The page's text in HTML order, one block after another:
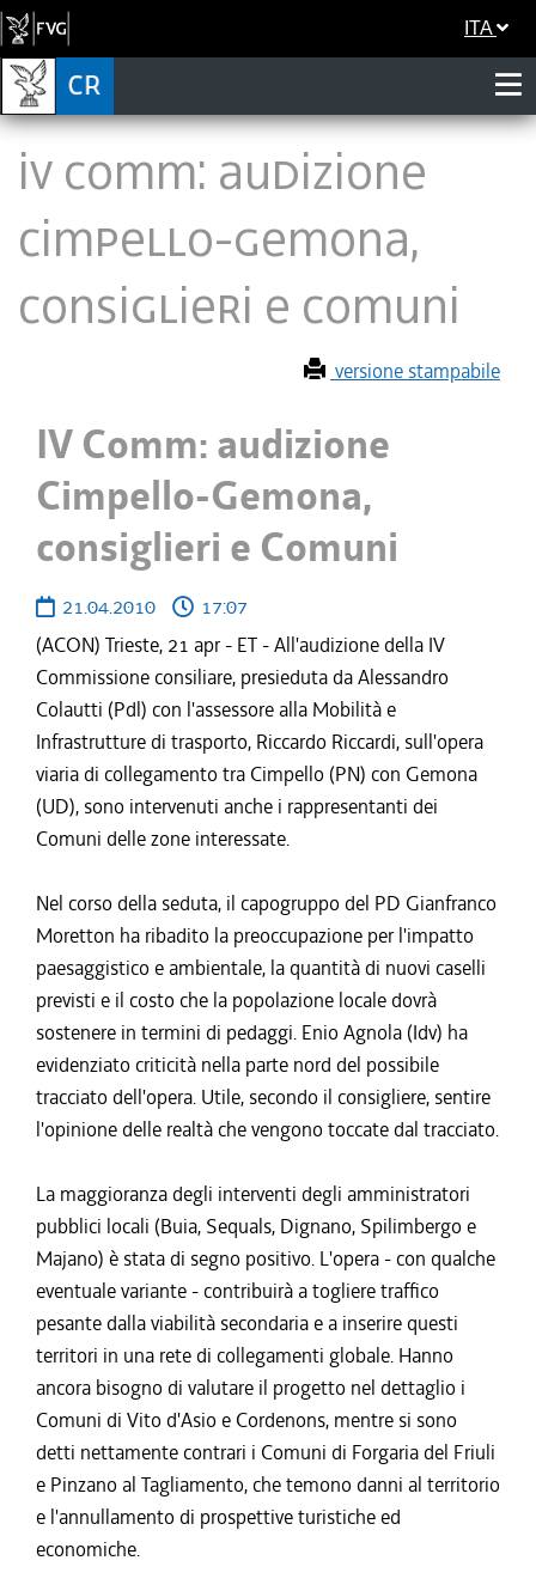
ITA
IV Comm: audizione
Cimpello-Gemona,
consiglieri e Comuni
versione stampabile
IV Comm: audizione
Cimpello-Gemona,
consiglieri e Comuni
21.04.2010
17:07
(ACON) Trieste, 21 apr - ET - All'audizione della IV
Commissione consiliare, presieduta da Alessandro
Colautti (Pdl) con l'assessore alla Mobilità e
Infrastrutture di trasporto, Riccardo Riccardi, sull'opera
viaria di collegamento tra Cimpello (PN) con Gemona
(UD), sono intervenuti anche i rappresentanti dei
Comuni delle zone interessate.
Nel corso della seduta, il capogruppo del PD Gianfranco
Moretton ha ribadito la preoccupazione per l'impatto
paesaggistico e ambientale, la quantità di nuovi caselli
previsti e il costo che la popolazione locale dovrà
sostenere in termini di pedaggi. Enio Agnola (Idv) ha
evidenziato criticità nella parte nord del possibile
tracciato dell'opera. Utile, secondo il consigliere, sentire
l'opinione delle realtà che vengono toccate dal tracciato.
La maggioranza degli interventi degli amministratori
pubblici locali (Buia, Sequals, Dignano, Spilimbergo e
Majano) è stata di segno positivo. L'opera - con qualche
eventuale variante - contribuirà a togliere traffico
pesante dalla viabilità secondaria e a inserire questi
territori in una rete di collegamenti globale. Hanno
ancora bisogno di valutare il progetto nel dettaglio i
Comuni di Vito d'Asio e Cordenons, mentre si sono
detti nettamente contrari i Comuni di Forgaria del Friuli
e Pinzano al Tagliamento, che temono danni al territorio
e l'annullamento di prospettive turistiche ed
economiche.